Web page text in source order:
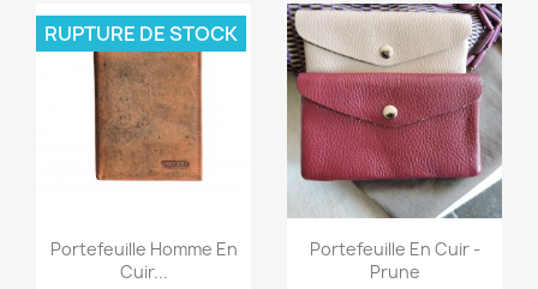
Aperçu rapide
Portefeuille Homme En
Cuir...
RUPTURE DE STOCK
Aperçu rapide
Portefeuille En Cuir -
Prune